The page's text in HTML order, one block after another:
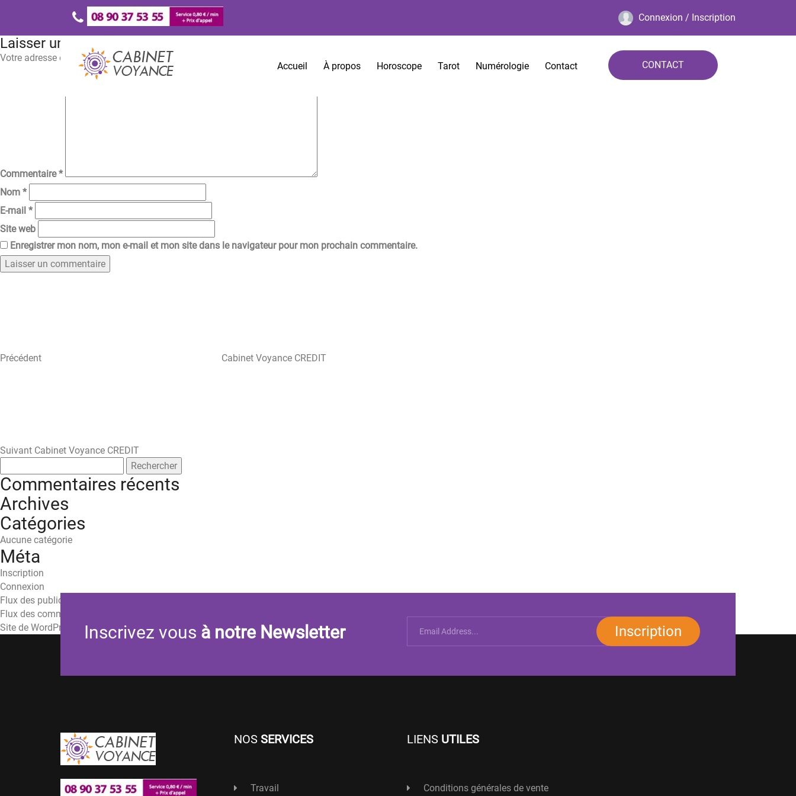
Connexion / Inscription
Accueil À propos Horoscope Tarot Numérologie Contact CONTACT
Laisser un commentaire
Votre adresse e-mail ne sera pas publiée. Les champs obligatoires sont indiqués avec
Commentaire*
Nom *
E-mail *
Site web
Enregistrer mon nom, mon e-mail et mon site dans le navigateur pour mon prochain commentaire.
Précédent
Cabinet Voyance CREDIT
Suivant Cabinet Voyance CREDIT
Commentaires récents
Archives
Catégories
Aucune catégorie
Méta
Inscription
Connexion
Flux des publications
Flux des commentaires
Site de WordPress-FRInscrivez vous à notre Newsletter Inscription
NOS SERVICES
Travail
LIENS UTILES
Conditions générales de vente